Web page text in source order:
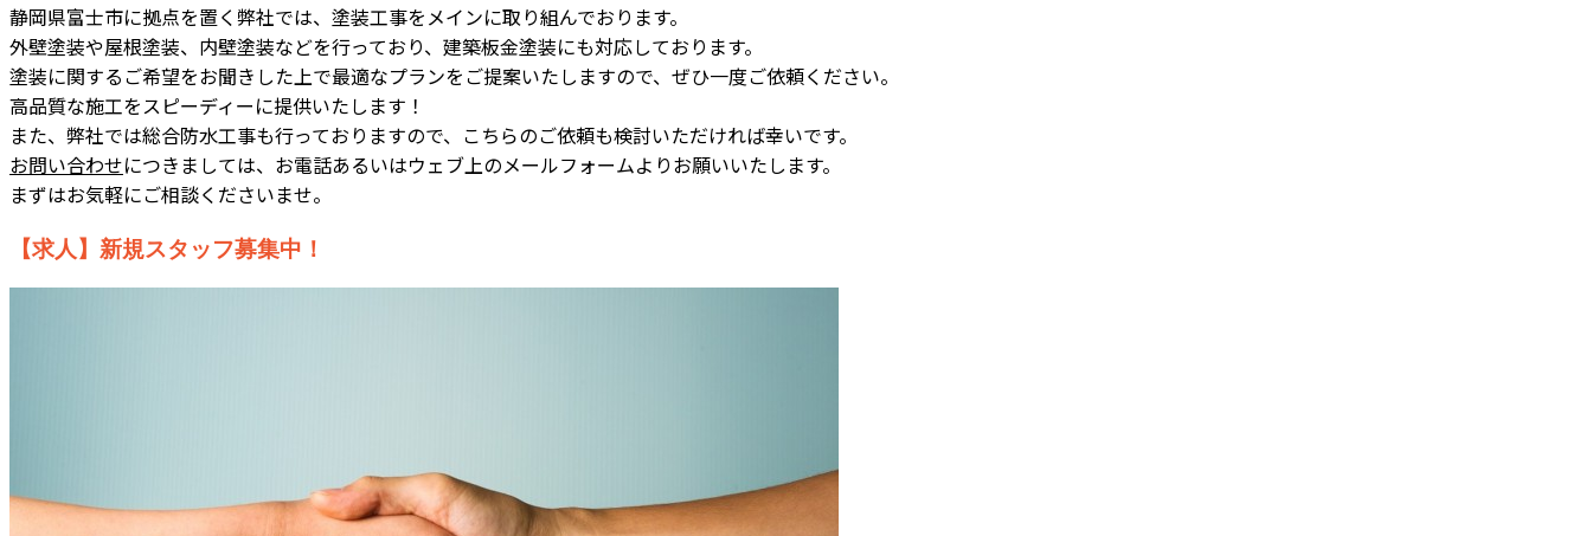
静岡県富士市に拠点を置く弊社では、塗装工事をメインに取り組んでおります。
外壁塗装や屋根塗装、内壁塗装などを行っており、建築板金塗装にも対応しております。
塗装に関するご希望をお聞きした上で最適なプランをご提案いたしますので、ぜひ一度ご依頼ください。
高品質な施工をスピーディーに提供いたします！
また、弊社では総合防水工事も行っておりますので、こちらのご依頼も検討いただければ幸いです。
お問い合わせにつきましては、お電話あるいはウェブ上のメールフォームよりお願いいたします。
まずはお気軽にご相談くださいませ。
【求人】新規スタッフ募集中！